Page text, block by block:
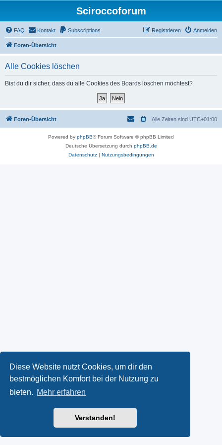
Diese Website nutzt Cookies, um dir den
bestmöglichen Komfort bei der Nutzung zu
bieten. Mehr erfahren
Verstanden!
Sciroccoforum
FAQ Kontakt Subscriptions Anmelden
Registrieren
Foren-Übersicht
Alle Cookies löschen
Bist du dir sicher, dass du alle Cookies des Boards löschen möchtest?
Foren-Übersicht Alle Zeiten sind UTC+01:00
Powered by phpBB® Forum Software © phpBB Limited
Deutsche Übersetzung durch phpBB.de
Datenschutz| Nutzungsbedingungen